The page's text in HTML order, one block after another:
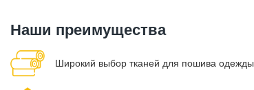
Наши преимущества
Широкий выбор тканей для пошива одежды.